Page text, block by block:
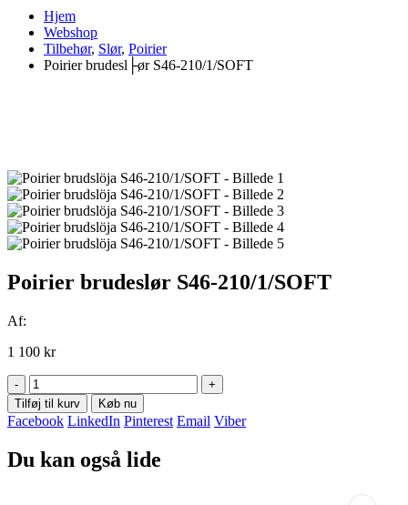
Hjem
Webshop
Tilbehør, Slør, Poirier
Poirier brudesl├ør S46-210/1/SOFT
Poirier brudeslør S46-210/1/SOFT
Af:
1 100 kr
-
+
Tilføj til kurv
Køb nu
Facebook LinkedIn Pinterest Email Viber
Du kan også lide